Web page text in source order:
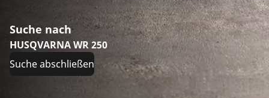
Suche nach
HUSQVARNA WR 250
Suche abschließen